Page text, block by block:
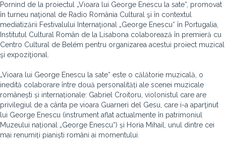
Pornind de la proiectul „Vioara lui George Enescu la sate“, promovat
în turneu naţional de Radio România Cultural şi în contextul
mediatizării Festivalului Internaţional „George Enescu“ în Portugalia,
Institutul Cultural Român de la Lisabona colaborează în premieră cu
Centro Cultural de Belém pentru organizarea acestui proiect muzical
şi expoziţional.
„Vioara lui George Enescu la sate“ este o călătorie muzicală, o
inedită colaborare între două personalități ale scenei muzicale
românești și internaționale: Gabriel Croitoru, violonistul care are
privilegiul de a cânta pe vioara Guarneri del Gesu, care i-a aparţinut
lui George Enescu (instrument aflat actualmente în patrimoniul
Muzeului național „George Enescu“) și Horia Mihail, unul dintre cei
mai renumiți pianiști români ai momentului.